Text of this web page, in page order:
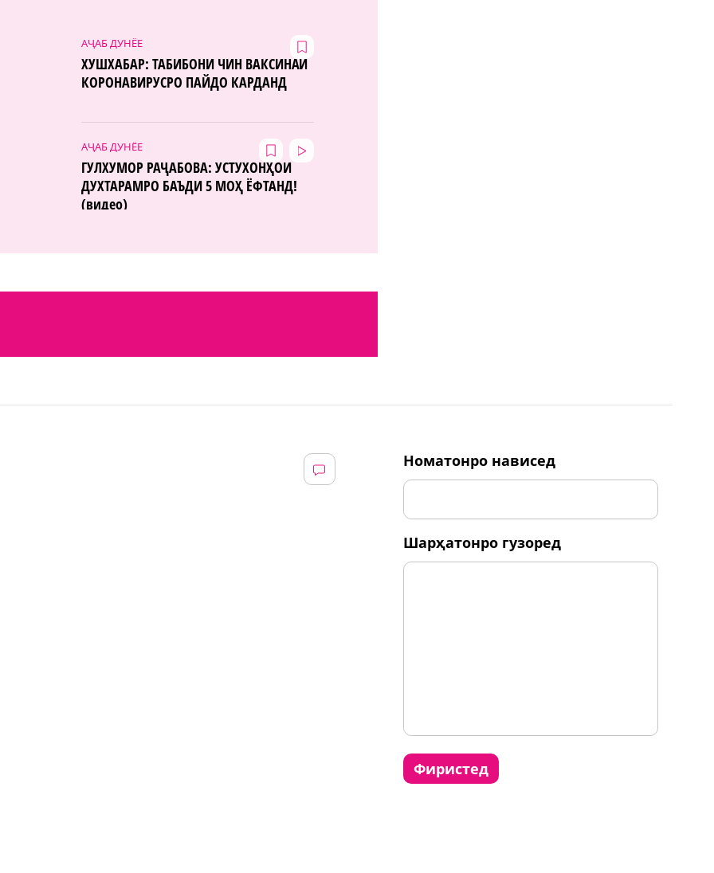
АҶАБ ДУНЁЕ
ХУШХАБАР: ТАБИБОНИ ЧИН ВАКСИНАИ
КОРОНАВИРУСРО ПАЙДО КАРДАНД
АҶАБ ДУНЁЕ
ГУЛХУМОР РАҶАБОВА: УСТУХОНҲОИ
ДУХТАРАМРО БАЪДИ 5 МОҲ ЁФТАНД!
(видео)
номатонро нависед
шарҳатонро гузоред
фиристед